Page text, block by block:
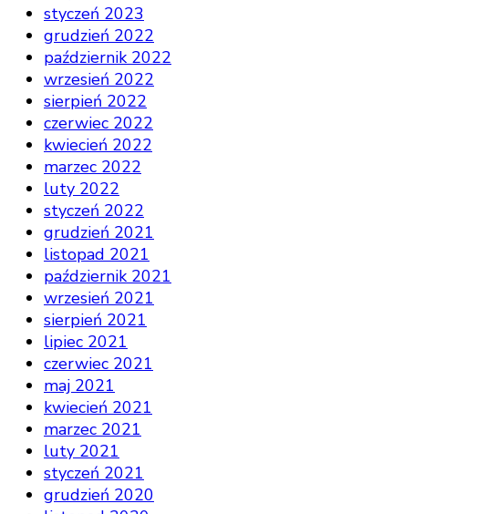
styczeń 2023
grudzień 2022
październik 2022
wrzesień 2022
sierpień 2022
czerwiec 2022
kwiecień 2022
marzec 2022
luty 2022
styczeń 2022
grudzień 2021
listopad 2021
październik 2021
wrzesień 2021
sierpień 2021
lipiec 2021
czerwiec 2021
maj 2021
kwiecień 2021
marzec 2021
luty 2021
styczeń 2021
grudzień 2020